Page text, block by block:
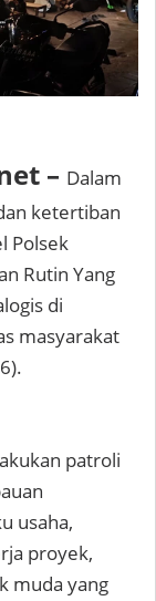
– Dalam
ketertiban
Polsek
Rutin Yang
di
masyarakat
patroli
usaha,
proyek,
muda yang